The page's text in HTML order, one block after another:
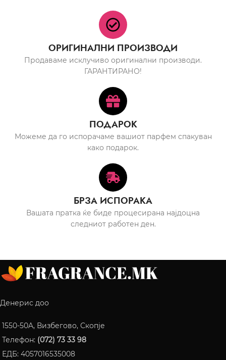
ОРИГИНАЛНИ ПРОИЗВОДИ
Продаваме исклучиво оригинални производи.
ГАРАНТИРАНО!
ПОДАРОК
Можеме да го испорачаме вашиот парфем спакуван
како подарок.
БРЗА ИСПОРАКА
Вашата пратка ќе биде процесирана најдоцна
следниот работен ден.
Денерис доо
1550-50A, Визбегово, Скопје
Телефон: (072) 73 33 98
ЕДБ: 4057016535008